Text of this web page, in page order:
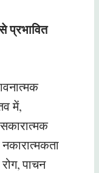
प्रभावित
में,
पाचन